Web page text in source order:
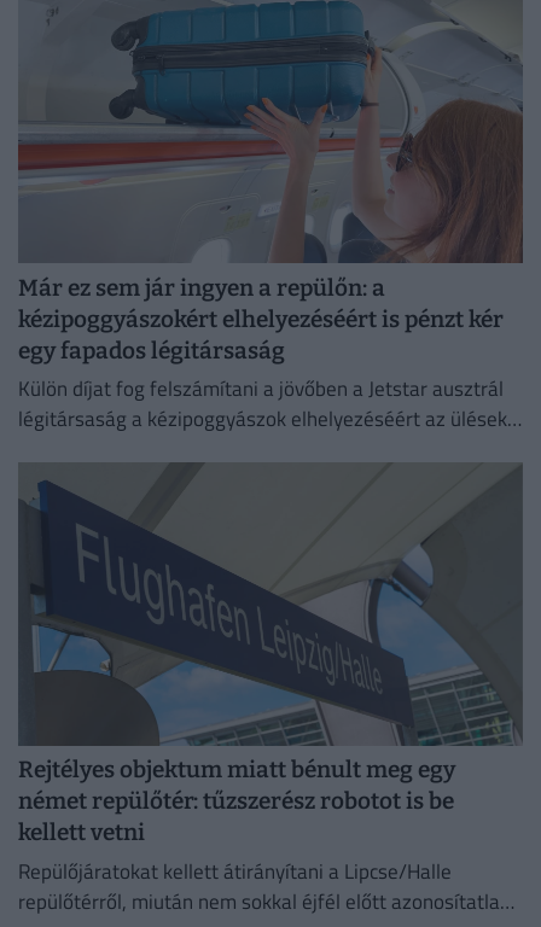
Már ez sem jár ingyen a repülőn: a
kézipoggyászokért elhelyezéséért is pénzt kér
egy fapados légitársaság
Külön díjat fog felszámítani a jövőben a Jetstar ausztrál
légitársaság a kézipoggyászok elhelyezéséért az ülések
Rejtélyes objektum miatt bénult meg egy
német repülőtér: tűzszerész robotot is be
kellett vetni
Repülőjáratokat kellett átirányítani a Lipcse/Halle
repülőtérről, miután nem sokkal éjfél előtt azonosítatlan